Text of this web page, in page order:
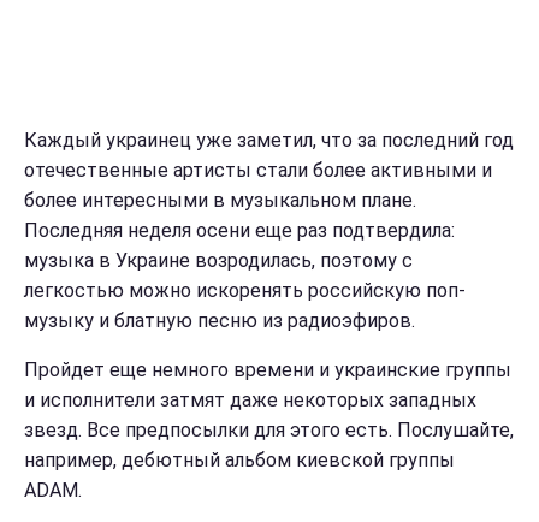
Каждый украинец уже заметил, что за последний год
отечественные артисты стали более активными и
более интересными в музыкальном плане.
Последняя неделя осени еще раз подтвердила:
музыка в Украине возродилась, поэтому с
легкостью можно искоренять российскую поп-
музыку и блатную песню из радиоэфиров.
Пройдет еще немного времени и украинские группы
и исполнители затмят даже некоторых западных
звезд. Все предпосылки для этого есть. Послушайте,
например, дебютный альбом киевской группы
ADAM.